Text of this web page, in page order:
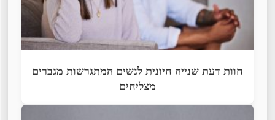
חוות דעת שנייה חיונית לנשים המתגרשות מגברים
מצליחים